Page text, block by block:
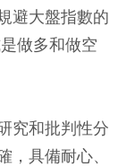
避大盤指數的
做多和做空
究和批判性分
具備耐心、